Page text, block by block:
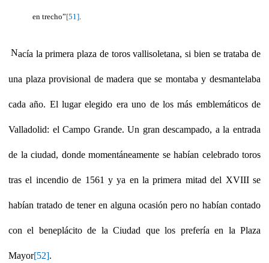
en trecho”[51]
Nacía la primera plaza de toros vallisoletana, si bien se trataba de
una plaza provisional de madera que se montaba y desmantelaba
cada año. El lugar elegido era uno de los más emblemáticos de
Valladolid: el Campo Grande. Un gran descampado, a la entrada
de la ciudad, donde momentáneamente se habían celebrado toros
tras el incendio de 1561 y ya en la primera mitad del XVIII se
habían tratado de tener en alguna ocasión pero no habían contado
con el beneplácito de la Ciudad que los prefería en la Plaza
Mayor[52].